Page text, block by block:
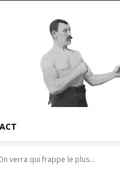
verra qui frappe le plus...